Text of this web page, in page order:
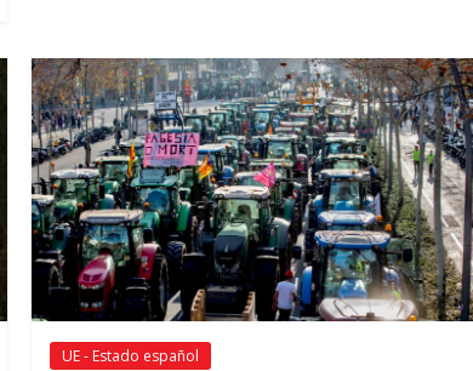
UE - Estado español